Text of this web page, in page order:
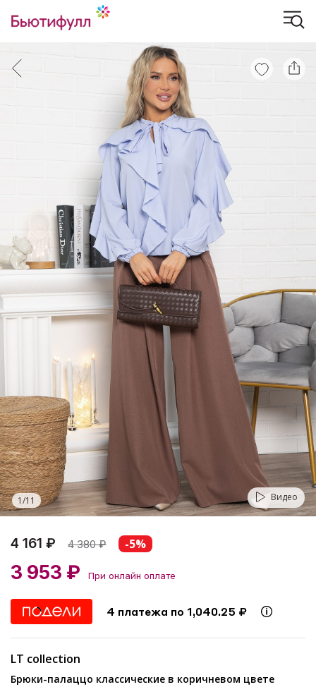
1/11 Видео
4 161 ₽ 4 380₽ -5%
3 953 ₽ При онлайн оплате
4 платежа по 1,040.25 ₽
LT collection
Брюки-палаццо классические в коричневом цвете